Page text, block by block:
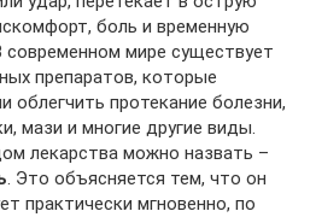
боль и временную
мире существует
препаратов, которые
облегчить протекание болезни,
мази и многие другие виды.
лекарства можно назвать –
. Это объясняется тем, что он
практически мгновенно, по